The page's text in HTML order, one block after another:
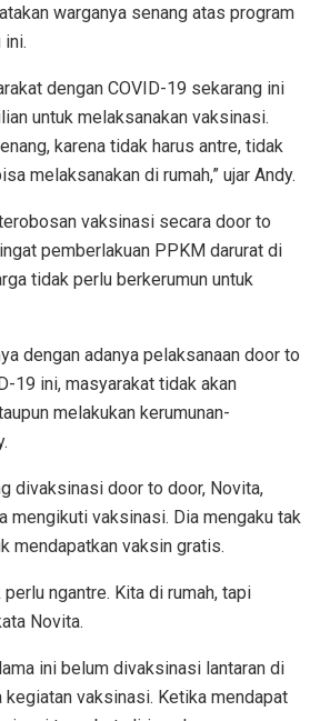
warganya senang atas program
dengan COVID-19 sekarang ini
untuk melaksanakan vaksinasi.
karena tidak harus antre, tidak
melaksanakan di rumah,” ujar Andy.
vaksinasi secara door to
pemberlakuan PPKM darurat di
tidak perlu berkerumun untuk
dengan adanya pelaksanaan door to
19 ini, masyarakat tidak akan
melakukan kerumunan-
divaksinasi door to door, Novita,
mengikuti vaksinasi. Dia mengaku tak
mendapatkan vaksin gratis.
perlu ngantre. Kita di rumah, tapi
Novita.
ini belum divaksinasi lantaran di
kegiatan vaksinasi. Ketika mendapat